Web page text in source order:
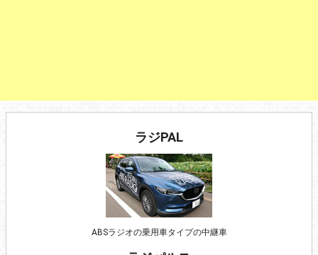
ラジPAL
ABSラジオの乗用車タイプの中継車